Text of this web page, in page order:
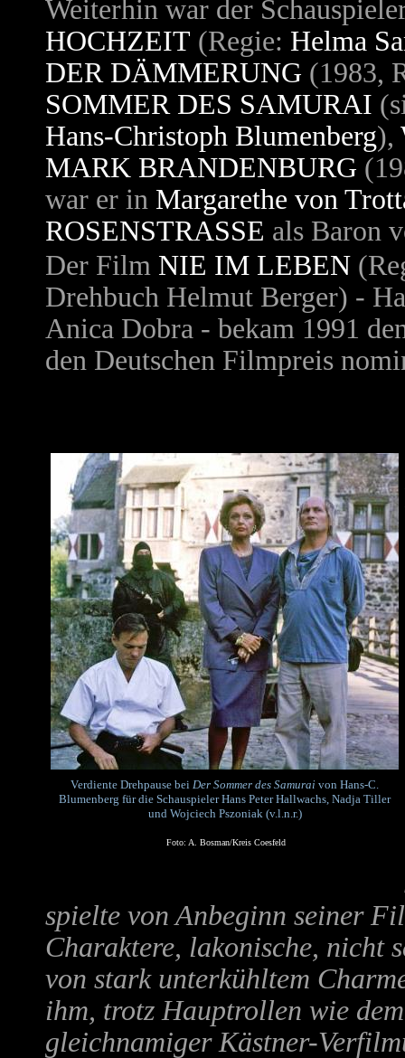
Weiterhin war der
HOCHZEIT (Regie: Helma
DER DÄMMERUNG (1983,
SOMMER DES SAMURAI
Hans-Christoph Blumenberg),
MARK BRANDENBURG
war er in Margarethe von
ROSENSTRASSE
als Baron
Der Film NIE IM LEBEN
Drehbuch Helmut Berger) -
Anica Dobra - bekam 1991
den Deutschen Filmpreis
Verdiente Drehpause bei Der Sommer des Samurai von Hans-C.
Blumenberg für die Schauspieler Hans Peter Hallwachs, Nadja Tiller
und Wojciech Pszoniak (v.l.n.r.)
Foto: A. Bosman/Kreis Coesfeld
spielte von Anbeginn seiner
Charaktere, lakonische, nicht
von stark unterkühltem
ihm, trotz Hauptrollen wie
gleichnamiger Kästner-